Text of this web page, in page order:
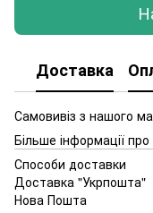
Доставка
Самовивіз з нашого
Більше інформації
Способи доставки
Доставка "Укрпошта"
Нова Пошта